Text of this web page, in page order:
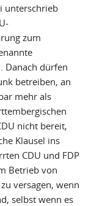
unterschrieb
zum
Danach dürfen
betreiben, an
mehr als
nicht bereit,
Klausel ins
CDU und FDP
Betrieb von
versagen, wenn
selbst wenn es